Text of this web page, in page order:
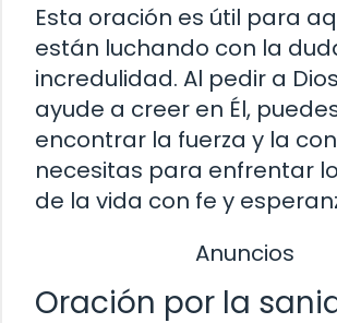
Esta oración es útil para
están luchando con la
incredulidad. Al pedir a
ayude a creer en Él,
encontrar la fuerza y la
necesitas para enfrentar
de la vida con fe y
Anuncios
Oración por la